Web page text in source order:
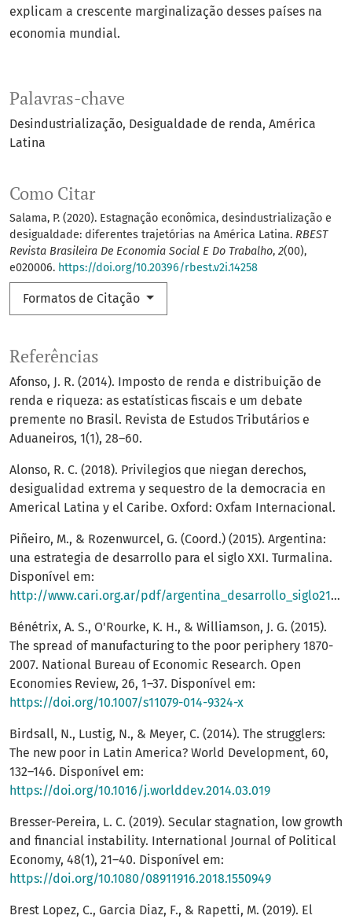
Palavras-chave
Desindustrialização Desigualdade de renda América
Latina
Como Citar
Salama, P. (2020). Estagnação econômica, desindustrialização e
desigualdade: diferentes trajetórias na América Latina. RBEST
Revista Brasileira De Economia Social E Do Trabalho, 2(00),
e020006. https://doi.org/10.20396/rbest.v2i.14258
Formatos de Citação
explicam a crescente marginalização desses países na
economia mundial.
Referências
Afonso, J. R. (2014). Imposto de renda e distribuição de
renda e riqueza: as estatísticas fiscais e um debate
premente no Brasil. Revista de Estudos Tributários e
Aduaneiros, 1(1), 28–60.
Alonso, R. C. (2018). Privilegios que niegan derechos,
desigualidad extrema y sequestro de la democracia en
Americal Latina y el Caribe. Oxford: Oxfam Internacional.
Piñeiro, M., & Rozenwurcel, G. (Coord.) (2015). Argentina:
una estrategia de desarrollo para el siglo XXI. Turmalina.
Disponível em:
http://www.cari.org.ar/pdf/argentina_desarrollo_siglo21.pdf
Bénétrix, A. S., O'Rourke, K. H., & Williamson, J. G. (2015).
The spread of manufacturing to the poor periphery 1870-
2007. National Bureau of Economic Research. Open
Economies Review, 26, 1–37. Disponível em:
https://doi.org/10.1007/s11079-014-9324-x
Birdsall, N., Lustig, N., & Meyer, C. (2014). The strugglers:
The new poor in Latin America? World Development, 60,
132–146. Disponível em:
https://doi.org/10.1016/j.worlddev.2014.03.019
Bresser-Pereira, L. C. (2019). Secular stagnation, low growth
and financial instability. International Journal of Political
Economy, 48(1), 21–40. Disponível em:
https://doi.org/10.1080/08911916.2018.1550949
Brest Lopez, C., Garcia Diaz, F., & Rapetti, M. (2019). El